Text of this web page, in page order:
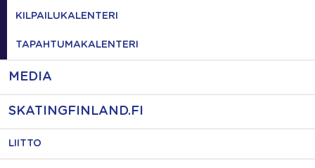
KILPAILUKALENTERI
TAPAHTUMAKALENTERI
MEDIA
SKATINGFINLAND.FI
LIITTO